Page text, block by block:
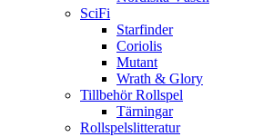
SciFi
Starfinder
Coriolis
Mutant
Wrath & Glory
Tillbehör Rollspel
Tärningar
Rollspelslitteratur